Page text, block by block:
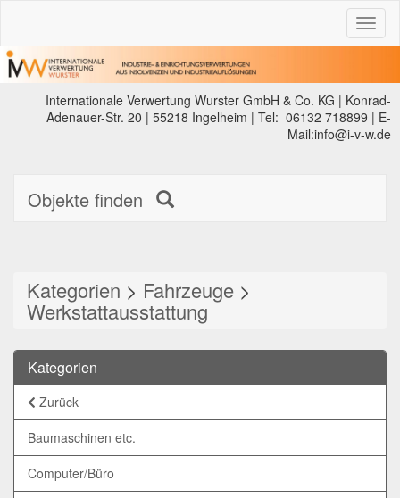
Internationale Verwertung Wurster GmbH & Co. KG | Konrad-
Adenauer-Str. 20 | 55218 Ingelheim | Tel: 06132 718899 | E-
Mail:info@i-v-w.de
Objekte finden
Kategorien > Fahrzeuge >
Werkstattausstattung
Kategorien
Zurück
Baumaschinen etc.
Computer/Büro